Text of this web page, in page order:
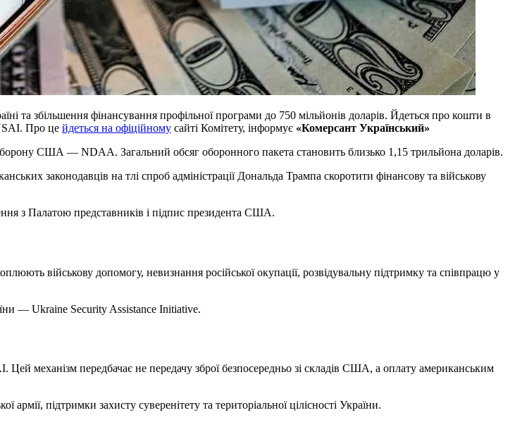
та збільшення фінансування профільної програми до 750 мільйонів доларів. Йдеться про кошти в
Про це йдеться на офіційному сайті Комітету, інформує «Комерсант Український»
США — NDAA. Загальний обсяг оборонного пакета становить близько 1,15 трильйона доларів.
законодавців на тлі спроб адміністрації Дональда Трампа скоротити фінансову та військову
з Палатою представників і підпис президента США.
військову допомогу, невизнання російської окупації, розвідувальну підтримку та співпрацю у
— Ukraine Security Assistance Initiative.
механізм передбачає не передачу зброї безпосередньо зі складів США, а оплату американським
армії, підтримки захисту суверенітету та територіальної цілісності України.